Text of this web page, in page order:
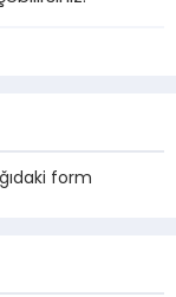
form